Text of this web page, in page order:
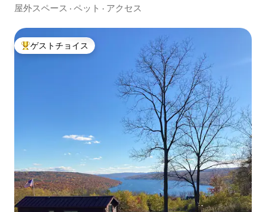
屋外スペース · ペット · アクセス
大好評のゲストチョイスです。
ゲストチョイス